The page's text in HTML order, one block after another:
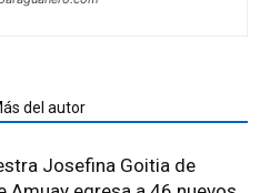
del autor
Josefina Goitia de